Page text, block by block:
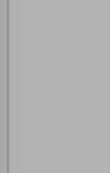
Γράψτε τα
τους, και
εμφανιστούν
Κατά την απλή
αυτόματα δεδομένα
περιήγησή σας, οι
περιέχουν